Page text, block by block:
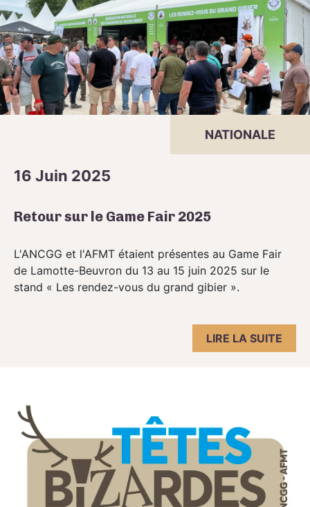
NATIONALE
16 Juin 2025
Retour sur le Game Fair 2025
L'ANCGG et l'AFMT étaient présentes au Game Fair
de Lamotte-Beuvron du 13 au 15 juin 2025 sur le
stand « Les rendez-vous du grand gibier ».
LIRE LA SUITE